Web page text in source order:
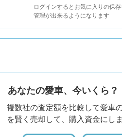
ログインするとお気に入りの保
管理が出来るようになります
あなたの愛車、今いくら？
複数社の査定額を比較して愛車
を賢く売却して、購入資金にし